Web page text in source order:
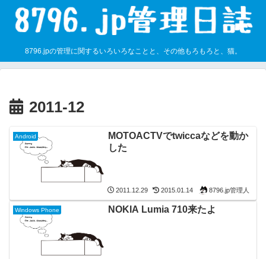
8796.jpの管理に関するいろいろなことと、その他もろもろと、猫。
2011-12
Android
MOTOACTVでtwiccaなどを動か
した
2011.12.29 2015.01.14 8796.jp管理人
Windows Phone NOKIA Lumia 710来たよ